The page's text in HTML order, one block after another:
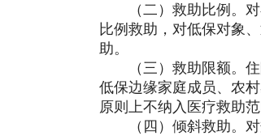
（ 二） 救助比例。
比例救助，对低保对象
助。
（ 三） 救助限额。
低保边缘家庭成员、农
原则上不纳入医疗救助范
（ 四） 倾斜救助。